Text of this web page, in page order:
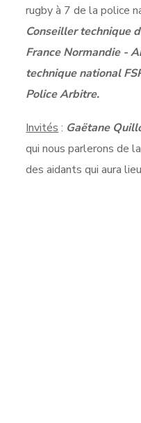
rugby à 7 de la police
Conseiller technique
France Normandie -
technique national
Police Arbitre.
Invités : Gaëtane
qui nous parlerons de
des aidants qui aura